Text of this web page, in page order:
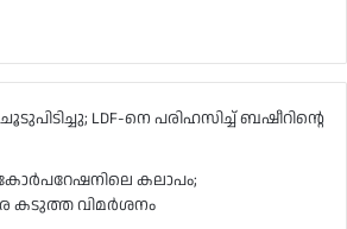
ചൂടുപിടിച്ചു; LDF-നെ പരിഹസിച്ച് ബഷീറിന്റെ
കലാപം;
കടുത്ത വിമർശനം